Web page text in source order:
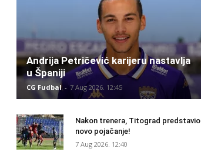
Andrija Petričević karijeru nastavlja
u Španiji
CG Fudbal - 7 Aug 2026. 12:45
Nakon trenera, Titograd predstavio
novo pojačanje!
7 Aug 2026. 12:40